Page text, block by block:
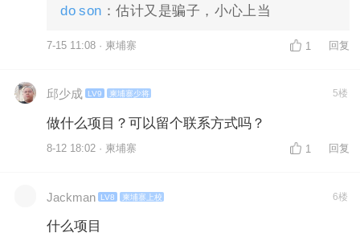
do son ：估计又是骗子，小心上当
7-15 11:08 · 柬埔寨 1 回复
邱少成 LV9 柬埔寨少将 5楼
做什么项目？可以留个联系方式吗？
8-12 18:02 · 柬埔寨 1 回复
Jackman LV8 柬埔寨上校 6楼
什么项目